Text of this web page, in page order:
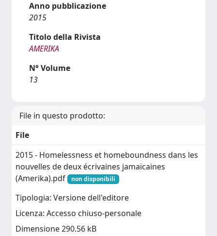
Anno pubblicazione
2015
Titolo della Rivista
AMERIKA
N° Volume
13
File in questo prodotto:
File
2015 - Homelessness et homeboundness dans les
nouvelles de deux écrivaines jamaïcaines
(Amerika).pdf
non disponibili
Tipologia: Versione dell'editore
Licenza: Accesso chiuso-personale
Dimensione 290.56 kB